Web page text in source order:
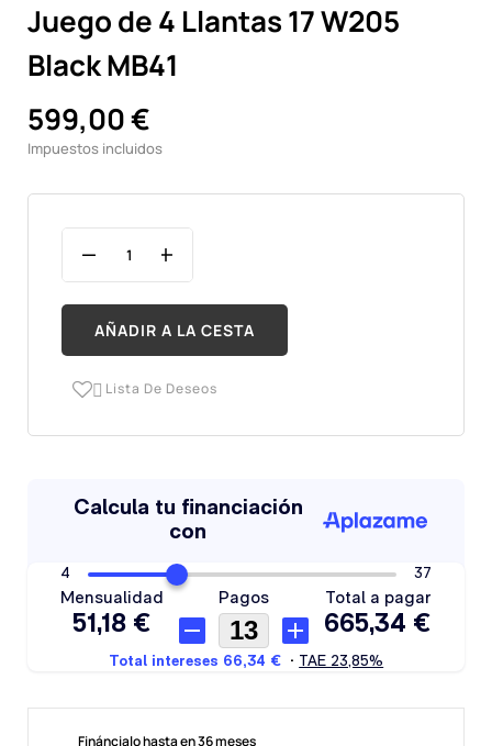
Juego de 4 Llantas 17 W205
Black MB41
599,00 €
Impuestos incluidos
AÑADIR A LA CESTA
 Lista De Deseos
Fináncialo hasta en 36 meses